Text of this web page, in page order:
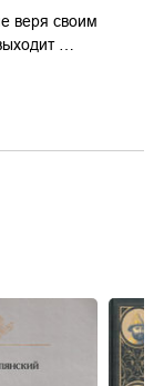
веря своим
…